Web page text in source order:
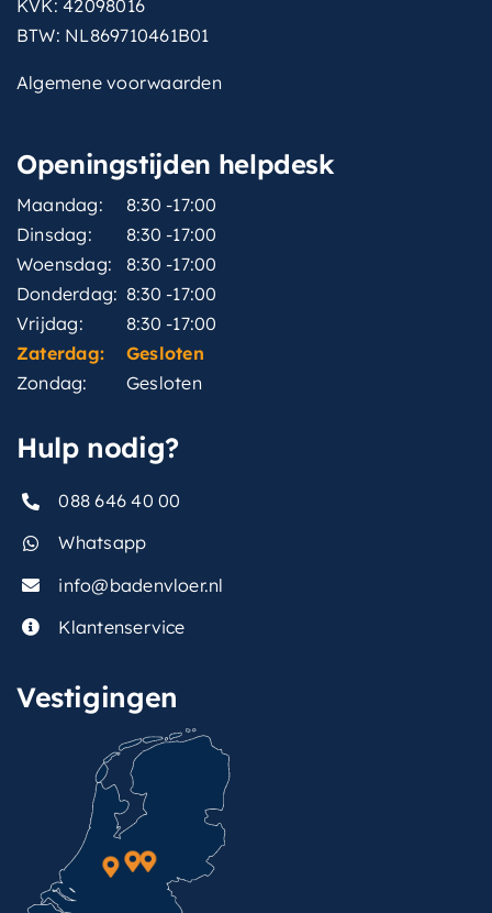
KVK: 42098016
BTW: NL869710461B01
Algemene voorwaarden
Openingstijden helpdesk
Maandag:
8:30 -17:00
Dinsdag:
8:30 -17:00
Woensdag:
8:30 -17:00
Donderdag: 8:30 -17:00
Vrijdag:
8:30 -17:00
Zaterdag:
Gesloten
Zondag:
Gesloten
Hulp nodig?
088 646 40 00
Whatsapp
info@badenvloer.nl
Klantenservice
Vestigingen